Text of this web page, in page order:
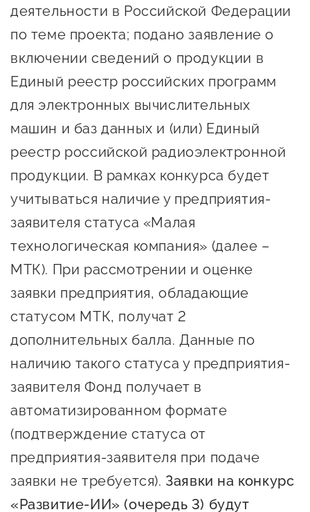
деятельности в Российской Федерации
по теме проекта; подано заявление о
включении сведений о продукции в
Единый реестр российских программ
для электронных вычислительных
машин и баз данных и (или) Единый
реестр российской радиоэлектронной
продукции. В рамках конкурса будет
учитываться наличие у предприятия-
заявителя статуса «Малая
технологическая компания» (далее –
МТК). При рассмотрении и оценке
заявки предприятия, обладающие
статусом МТК, получат 2
дополнительных балла. Данные по
наличию такого статуса у предприятия-
заявителя Фонд получает в
автоматизированном формате
(подтверждение статуса от
предприятия-заявителя при подаче
заявки не требуется). Заявки на конкурс
«Развитие-ИИ» (очередь 3) будут